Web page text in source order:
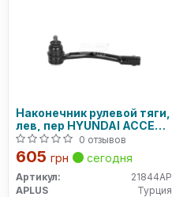
Наконечник рулевой тяги,
лев, пер HYUNDAI ACCENT
IV (RB) [11/10-]0 отзывов
605 грн сегодня
Артикул:
21844AP
APLUS
Турция